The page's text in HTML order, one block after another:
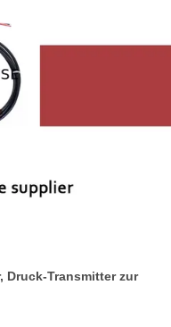
Druck-Transmitter zur